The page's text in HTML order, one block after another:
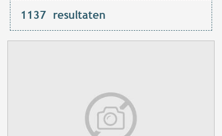
1137 resultaten